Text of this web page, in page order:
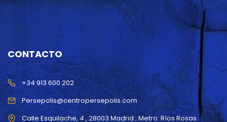
CONTACTO
Persepolis@centropersepolis.com
+34 913 600 202